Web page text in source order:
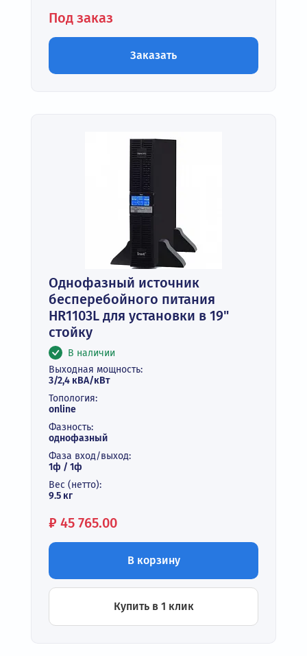
Под заказ
Заказать
Однофазный источник
бесперебойного питания
HR1103L для установки в 19"
стойку
В наличии
Выходная мощность:
3/2,4 кВА/кВт
Топология:
online
Фазность:
однофазный
Фаза вход/выход:
1ф / 1ф
Вес (нетто):
9.5 кг
Цена:
₽ 45 765.00
В корзину
Купить в 1 клик